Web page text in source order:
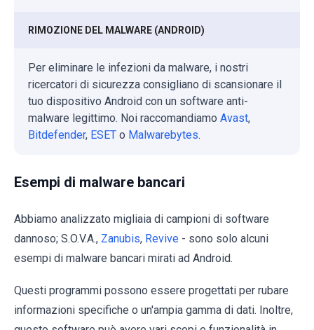
RIMOZIONE DEL MALWARE (ANDROID)
Per eliminare le infezioni da malware, i nostri
ricercatori di sicurezza consigliano di scansionare il
tuo dispositivo Android con un software anti-
malware legittimo. Noi raccomandiamo Avast,
Bitdefender, ESET o Malwarebytes.
Esempi di malware bancari
Abbiamo analizzato migliaia di campioni di software
dannoso; S.O.V.A., Zanubis, Revive - sono solo alcuni
esempi di malware bancari mirati ad Android.
Questi programmi possono essere progettati per rubare
informazioni specifiche o un'ampia gamma di dati. Inoltre,